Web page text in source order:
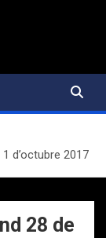
d’octubre 2017
28 de